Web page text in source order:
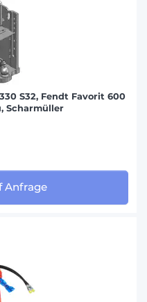
S32, Fendt Favorit 600
Scharmüller
Anfrage